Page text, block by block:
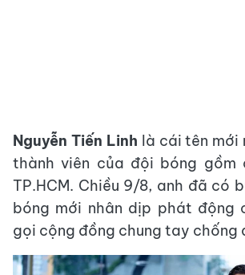
Nguyễn Tiến Linh là cái tên mới
thành viên của đội bóng gồm
TP.HCM. Chiều 9/8, anh đã có
bóng mới nhân dịp phát động
gọi cộng đồng chung tay chống